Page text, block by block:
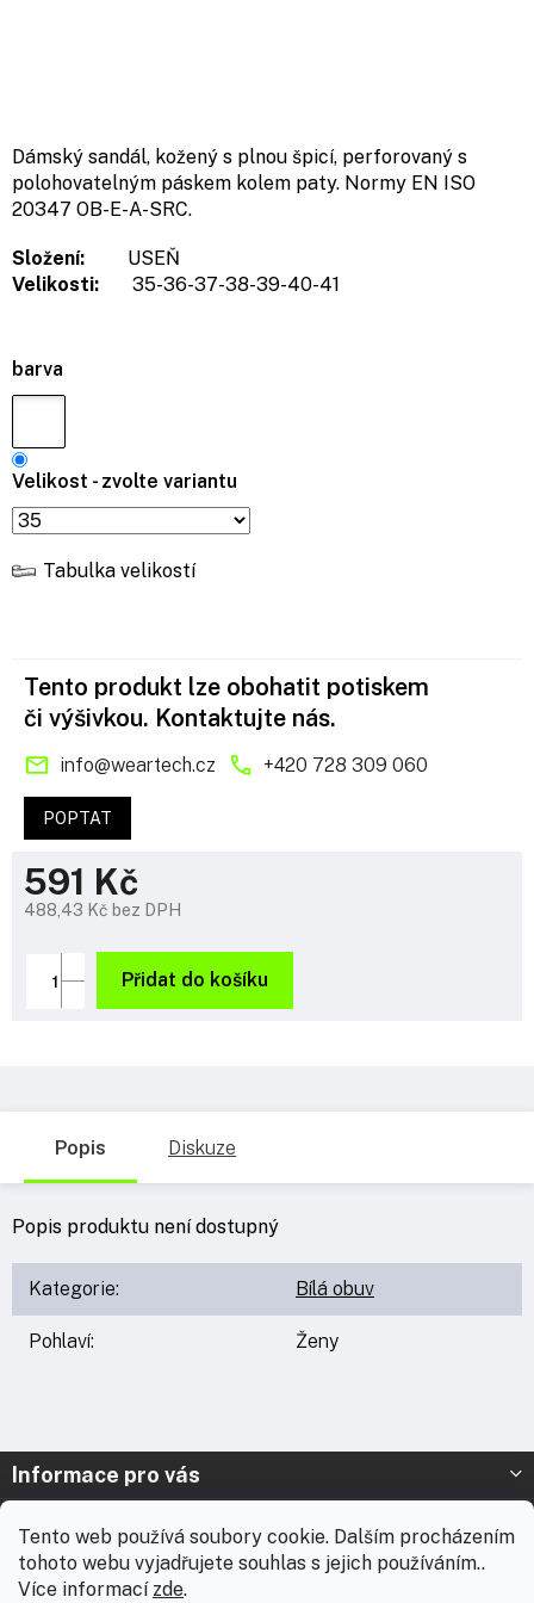
Tento web používá soubory cookie. Dalším procházením
tohoto webu vyjadřujete souhlas s jejich používáním..
Více informací zde.
barva
Velikost - zvolte variantu
Tabulka velikostí
Dámský sandál, kožený s plnou špicí, perforovaný s
polohovatelným páskem kolem paty. Normy EN ISO
20347 OB-E-A-SRC.
Složení:
USEŇ
Velikosti:
35-36-37-38-39-40-41
591 Kč
488,43 Kč bez DPH
cena:
Přidat do košíku
Tento produkt lze obohatit potiskem
či výšivkou. Kontaktujte nás.
info@weartech.cz +420 728 309 060
POPTAT
Popis Diskuze
Popis produktu není dostupný
Kategorie: Bílá obuv
Pohlaví: Ženy
Z
p
Informace pro vás
Prodejna Nymburk
Prodejna Solnice